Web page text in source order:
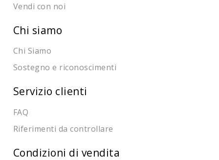
Vendi con noi
Chi siamo
Chi Siamo
Sostegno e riconoscimenti
Servizio clienti
FAQ
Riferimenti da controllare
Condizioni di vendita